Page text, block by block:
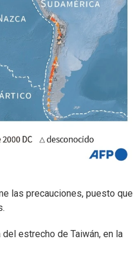
las precauciones, puesto que
estrecho de Taiwán, en la